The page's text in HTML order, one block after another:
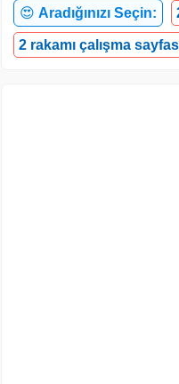
😍 Aradığınızı Seçin:
2 rakamı çalışma